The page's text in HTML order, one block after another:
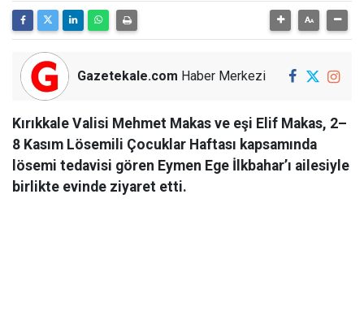
Gazetekale.com Haber Merkezi
Kırıkkale Valisi Mehmet Makas ve eşi Elif Makas, 2–
8 Kasım Lösemili Çocuklar Haftası kapsamında
lösemi tedavisi gören Eymen Ege İlkbahar’ı ailesiyle
birlikte evinde ziyaret etti.